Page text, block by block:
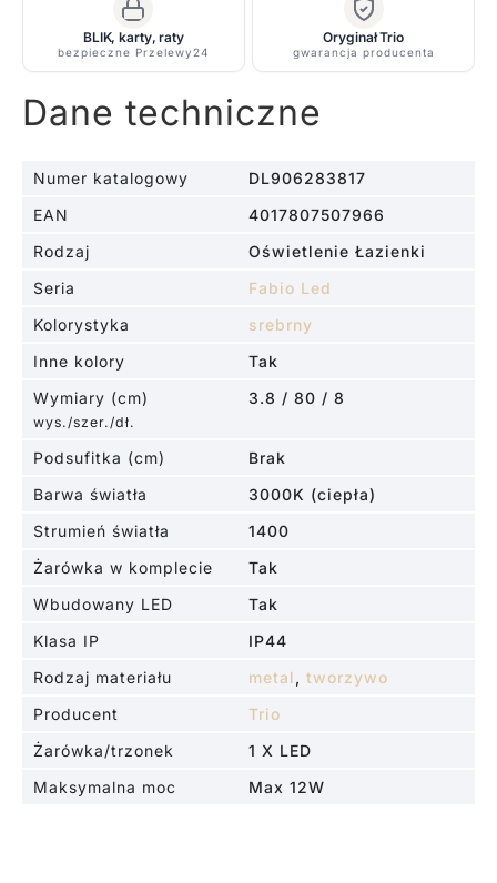
lustrem,
odporna
na
wilgoć
BLIK, karty, raty
bezpieczne Przelewy24
Oryginał Trio
gwarancja producenta
Dane techniczne
Numer katalogowy
DL906283817
EAN
4017807507966
Rodzaj
Oświetlenie Łazienki
Seria
Fabio Led
Kolorystyka
srebrny
Inne kolory
Tak
Wymiary (cm)
wys./szer./dł.
3.8 / 80 / 8
Podsufitka (cm)
Brak
Barwa światła
3000K (ciepła)
Strumień światła
1400
Żarówka w komplecie
Tak
Wbudowany LED
Tak
Klasa IP
IP44
Rodzaj materiału
metal , tworzywo
Producent
Trio
Żarówka/trzonek
1 X LED
Maksymalna moc
Max 12W